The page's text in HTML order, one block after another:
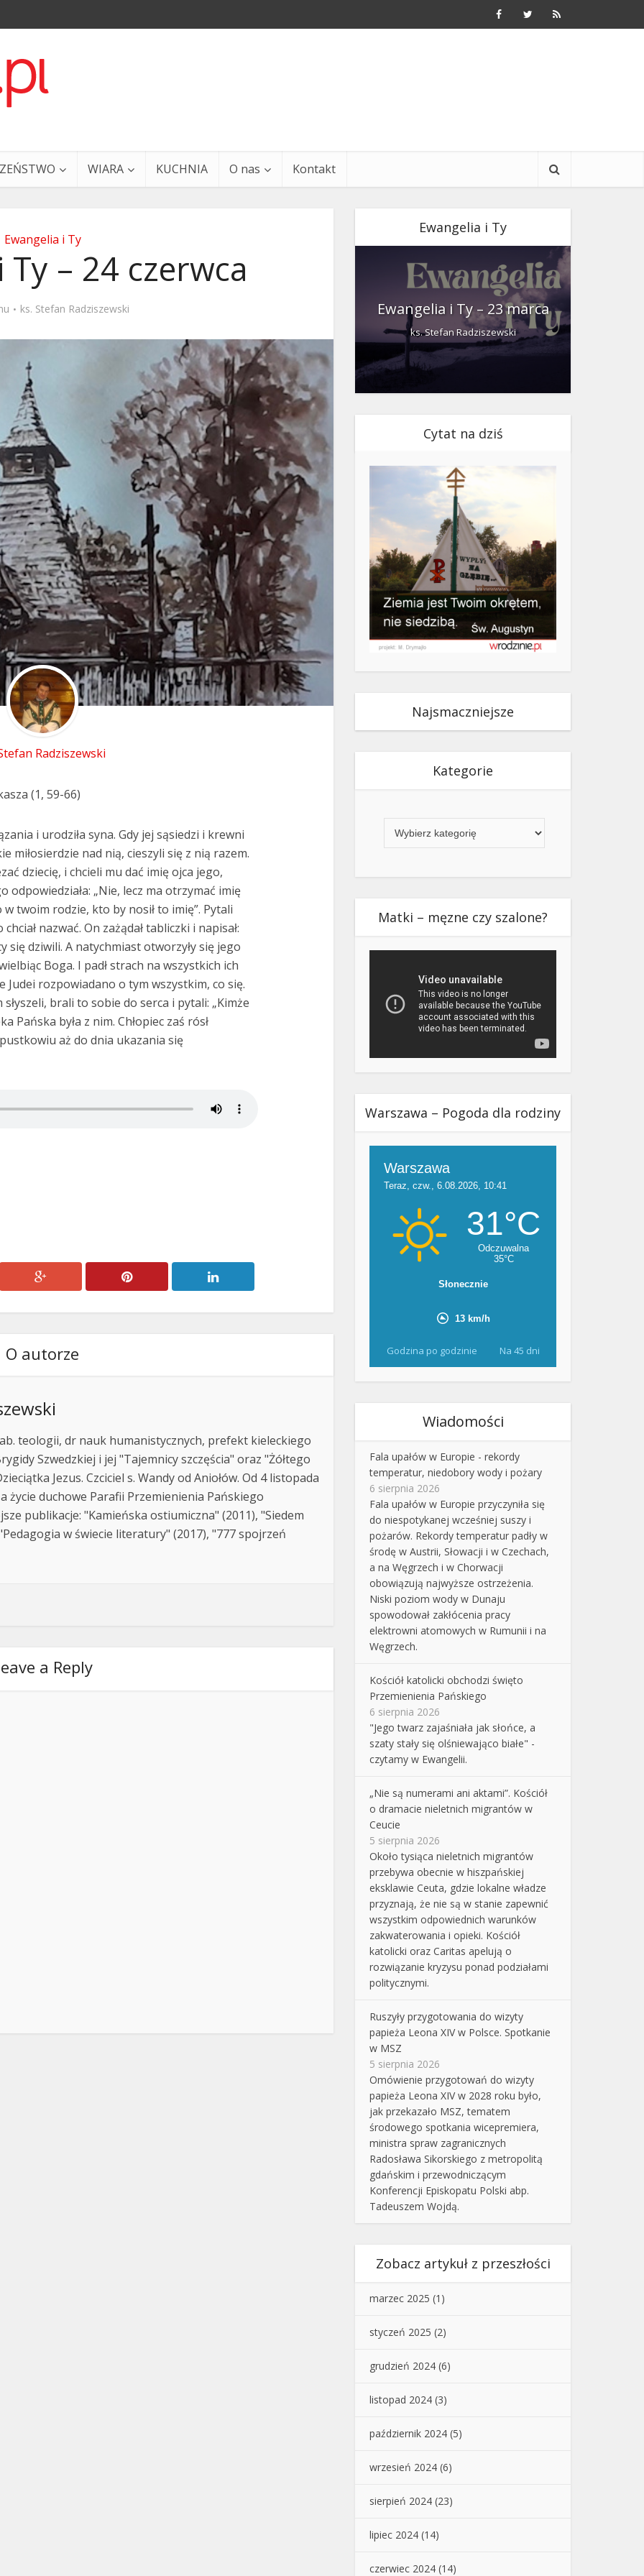
WIARA KUCHNIA O nas Kontakt
Ewangelia i Ty
– 24 czerwca
ks. Stefan Radziszewski
Radziszewski
(1, 59-66)
i urodziła syna. Gdy jej sąsiedzi i krewni
miłosierdzie nad nią, cieszyli się z nią razem.
dziecię, i chcieli mu dać imię ojca jego,
odpowiedziała: „Nie, lecz ma otrzymać imię
w twoim rodzie, kto by nosił to imię”. Pytali
nazwać. On zażądał tabliczki i napisał:
się dziwili. A natychmiast otworzyły się jego
Boga. I padł strach na wszystkich ich
Judei rozpowiadano o tym wszystkim, co się.
brali to sobie do serca i pytali: „Kimże
Pańska była z nim. Chłopiec zaś rósł
pustkowiu aż do dnia ukazania się
O autorze
teologii, dr nauk humanistycznych, prefekt kieleckiego
Szwedzkiej i jej "Tajemnicy szczęścia" oraz "Żółtego
Jezus. Czciciel s. Wandy od Aniołów. Od 4 listopada
życie duchowe Parafii Przemienienia Pańskiego
publikacje: "Kamieńska ostiumiczna" (2011), "Siedem
w świecie literatury" (2017), "777 spojrzeń
a Reply
Ewangelia i Ty
i Ty – 29 grudnia Ewangelia i Ty – 23 marca
ks. Stefan Radziszewski
Cytat na dziś
Najsmaczniejsze
Kategorie
Matki – męzne czy szalone?
Warszawa – Pogoda dla rodziny
Godzina po godzinie Na 45 dni
Wiadomości
Fala upałów w Europie - rekordy
temperatur, niedobory wody i pożary
6 sierpnia 2026
Fala upałów w Europie przyczyniła się
do niespotykanej wcześniej suszy i
pożarów. Rekordy temperatur padły w
środę w Austrii, Słowacji i w Czechach,
a na Węgrzech i w Chorwacji
obowiązują najwyższe ostrzeżenia.
Niski poziom wody w Dunaju
spowodował zakłócenia pracy
elektrowni atomowych w Rumunii i na
Węgrzech.
Kościół katolicki obchodzi święto
Przemienienia Pańskiego
6 sierpnia 2026
"Jego twarz zajaśniała jak słońce, a
szaty stały się olśniewająco białe" -
czytamy w Ewangelii.
„Nie są numerami ani aktami”. Kościół
o dramacie nieletnich migrantów w
Ceucie
5 sierpnia 2026
Około tysiąca nieletnich migrantów
przebywa obecnie w hiszpańskiej
eksklawie Ceuta, gdzie lokalne władze
przyznają, że nie są w stanie zapewnić
wszystkim odpowiednich warunków
zakwaterowania i opieki. Kościół
katolicki oraz Caritas apelują o
rozwiązanie kryzysu ponad podziałami
politycznymi.
Ruszyły przygotowania do wizyty
papieża Leona XIV w Polsce. Spotkanie
w MSZ
5 sierpnia 2026
Omówienie przygotowań do wizyty
papieża Leona XIV w 2028 roku było,
jak przekazało MSZ, tematem
środowego spotkania wicepremiera,
ministra spraw zagranicznych
Radosława Sikorskiego z metropolitą
gdańskim i przewodniczącym
Konferencji Episkopatu Polski abp.
Tadeuszem Wojdą.
Zobacz artykuł z przeszłości
marzec 2025 (1)
styczeń 2025 (2)
grudzień 2024 (6)
listopad 2024 (3)
październik 2024 (5)
wrzesień 2024 (6)
sierpień 2024 (23)
lipiec 2024 (14)
czerwiec 2024 (14)